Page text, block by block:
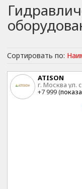
Сортировать по:
ATISON
г. Москва ул.
+7 999 (